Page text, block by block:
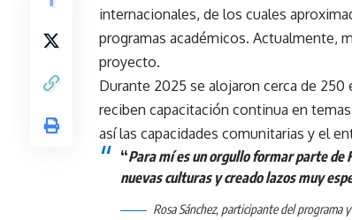
internacionales, de los cuales
programas académicos. Actualmente,
proyecto.
Durante 2025 se alojaron cerca de
reciben capacitación continua en
así las capacidades comunitarias y el
“Para mí es un orgullo formar parte de
nuevas culturas y creado lazos muy
Rosa Sánchez, participante del programa